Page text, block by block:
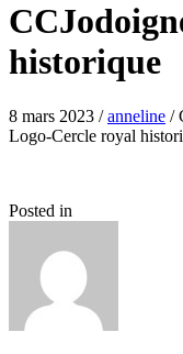
historique
8 mars 2023 /anneline /
Logo-Cercle royal
Posted in